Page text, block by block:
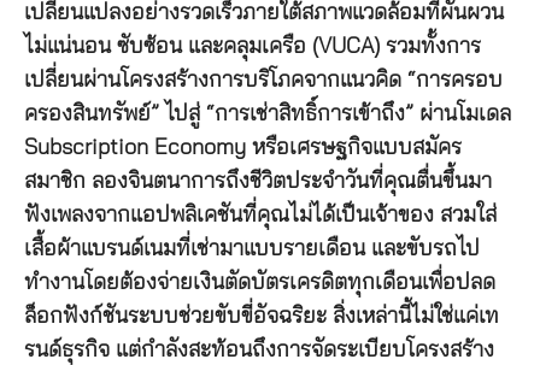
เปลี่ยนแปลงอย่างรวดเร็วภายใต้สภาพแวดล้อมที่ผันผวน
ไม่แน่นอน ซับซ้อน และคลุมเครือ (VUCA) รวมทั้งการ
เปลี่ยนผ่านโครงสร้างการบริโภคจากแนวคิด “การครอบ
ครองสินทรัพย์” ไปสู่ “การเช่าสิทธิ์การเข้าถึง” ผ่านโมเดล
Subscription Economy หรือเศรษฐกิจแบบสมัคร
สมาชิก ลองจินตนาการถึงชีวิตประจำวันที่คุณตื่นขึ้นมา
ฟังเพลงจากแอปพลิเคชันที่คุณไม่ได้เป็นเจ้าของ สวมใส่
เสื้อผ้าแบรนด์เนมที่เช่ามาแบบรายเดือน และขับรถไป
ทำงานโดยต้องจ่ายเงินตัดบัตรเครดิตทุกเดือนเพื่อปลด
ล็อกฟังก์ชันระบบช่วยขับขี่อัจฉริยะ สิ่งเหล่านี้ไม่ใช่แค่เท
รนด์ธุรกิจ แต่กำลังสะท้อนถึงการจัดระเบียบโครงสร้าง